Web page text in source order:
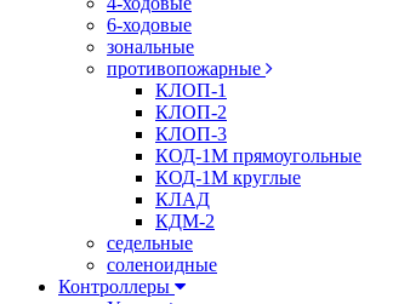
6-ходовые
зональные
противопожарные
КЛОП-1
КЛОП-2
КЛОП-3
КОД-1М прямоугольные
КОД-1М круглые
КЛАД
КДМ-2
седельные
соленоидные
Контроллеры